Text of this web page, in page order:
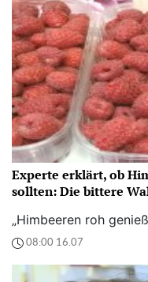
Experte erklärt, ob
sollten: Die bittere
„Himbeeren roh
08:00 16.07